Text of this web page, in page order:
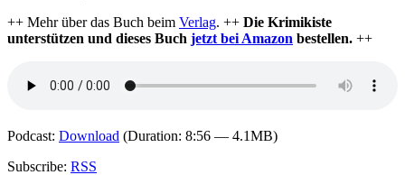
++ Mehr über das Buch beim Verlag. ++ Die Krimikiste
unterstützen und dieses Buch jetzt bei Amazon bestellen. ++
Podcast: Download (Duration: 8:56 — 4.1MB)
Subscribe: RSS